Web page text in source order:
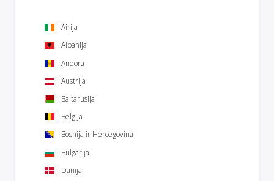
Airija
Albanija
Andora
Austrija
Baltarusija
Belgija
Bosnija ir Hercegovina
Bulgarija
Danija